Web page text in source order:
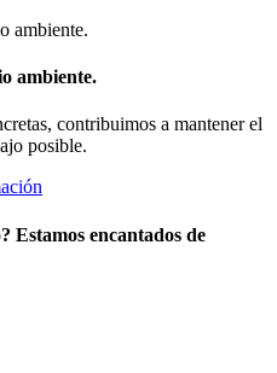
ambiente.
contribuimos a mantener el
posible.
Estamos encantados de